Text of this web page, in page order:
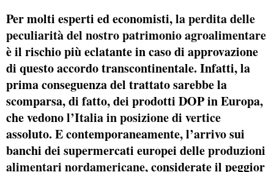
Per molti esperti ed economisti,la perdita delle
peculiarità del nostro patrimonio agroalimentare
è il rischio più eclatante in caso di approvazione
di questo accordo transcontinentale. Infatti, la
prima conseguenza del trattato sarebbe la
scomparsa, di fatto, dei prodotti DOP in Europa,
che vedonol’Italia in posizione di vertice
assoluto. E contemporaneamente, l’arrivo sui
banchi dei supermercati europei delleproduzioni
alimentari nordamericane,considerate il peggior